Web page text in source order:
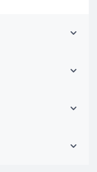
zu
36-monatige